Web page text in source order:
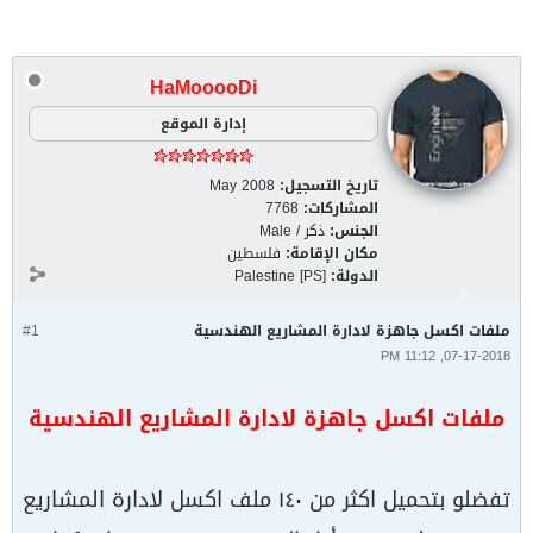
HaMooooDi
إدارة الموقع
تاريخ التسجيل: May 2008
المشاركات: 7768
الجنس: ذكر / Male
مكان الإقامة: فلسطين
الدولة: Palestine [PS]
#1 ملفات اكسل جاهزة لادارة المشاريع الهندسية
07-17-2018, 11:12 PM
ملفات اكسل جاهزة لادارة المشاريع الهندسية
تفضلو بتحميل اكثر من ١٤٠ ملف اكسل لادارة المشاريع